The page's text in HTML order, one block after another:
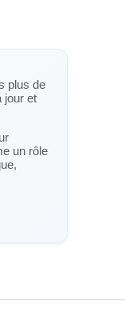
plus de
jour et
un rôle